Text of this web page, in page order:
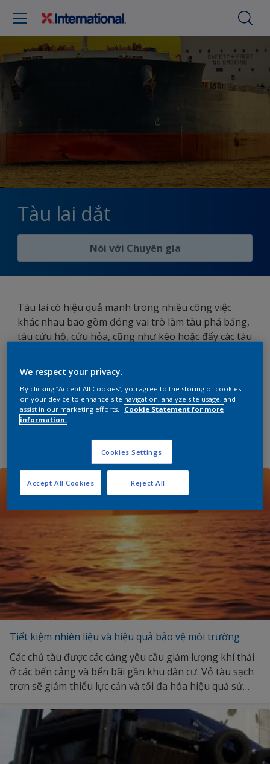
Tàu lai dắt
Nói với Chuyên gia
Tàu lai có hiệu quả mạnh trong nhiều công việc
khác nhau bao gồm đóng vai trò làm tàu phá băng,
tàu cứu hộ, cứu hỏa, cũng như kéo hoặc đẩy các tàu
suất hoạt động cao trong những điều kiện đầy
thách thức cả ở trên và dưới đường mớn nước, cho
phép bạn giảm thiểu chi phí bảo dưỡng lớp phủ và
tối đa hóa khả năng kiếm lời.
Tìm hiểu thêm
Tiết kiệm nhiên liệu và hiệu quả bảo vệ môi trường
Các chủ tàu được các cảng yêu cầu giảm lượng khí thải
ở các bến cảng và bến bãi gần khu dân cư. Vỏ tàu sạch
trơn sẽ giảm thiểu lực cản và tối đa hóa hiệu quả sử
duy trì sức kéo và tốc độ tàu. Khám phá thêm về các giải
pháp của chúng tôi hỗ trợ chủ tàu tối đa hóa hiệu quả.
We respect your privacy.
By clicking “Accept All Cookies”, you agree to the storing of cookies
on your device to enhance site navigation, analyze site usage, and
assist in our marketing efforts.
Cookie Statement for more
information.
Cookies Settings
Reject All
Accept All Cookies